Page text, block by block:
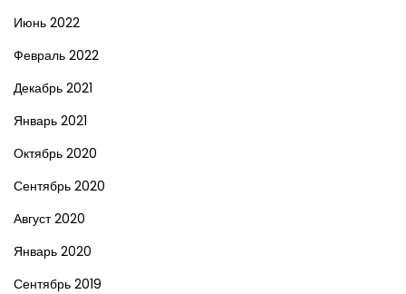
Июнь 2022
Февраль 2022
Декабрь 2021
Январь 2021
Октябрь 2020
Сентябрь 2020
Август 2020
Январь 2020
Сентябрь 2019